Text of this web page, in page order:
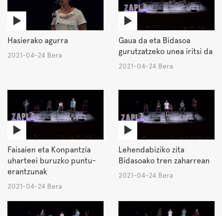
Hasierako agurra
2021-04-24 Bera
Gaua da eta Bidasoa
gurutzatzeko unea iritsi da
2021-04-24 Bera
Faisaien eta Konpantzia
uharteei buruzko puntu-
erantzunak
2021-04-24 Bera
Lehendabiziko zita
Bidasoako tren zaharrean
2021-04-24 Bera